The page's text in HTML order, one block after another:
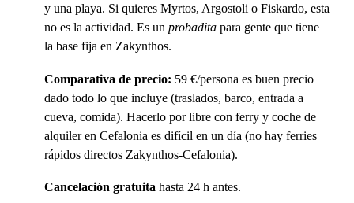
y una playa. Si quieres Myrtos, Argostoli o Fiskardo, esta
no es la actividad. Es un probadita para gente que tiene
la base fija en Zakynthos.
Comparativa de precio: 59 €/persona es buen precio
dado todo lo que incluye (traslados, barco, entrada a
cueva, comida). Hacerlo por libre con ferry y coche de
alquiler en Cefalonia es difícil en un día (no hay ferries
rápidos directos Zakynthos-Cefalonia).
Cancelación gratuita hasta 24 h antes.